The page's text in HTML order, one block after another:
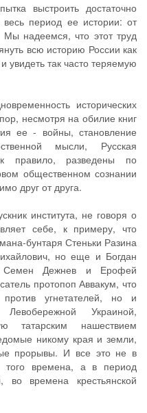
выстроить достаточно
период ее истории: от
надеемся, что этот труд
всю историю России как
увидеть так часто теряемую
исторических
несмотря на обилие книг
ее - войны, становление
мысли, Русская
правило, разведены по
общественном сознании
друг от друга.
института, не говоря о
себе, к примеру, что
бунтаря Стеньки Разина
но еще и Богдан
Семен Дежнев и Ерофей
протопоп Аввакум, что
угнетателей, но и
Украиной,
татарским нашествием
никому края и земли,
прорывы. И все это не в
того времена, а в период
во времена крестьянской